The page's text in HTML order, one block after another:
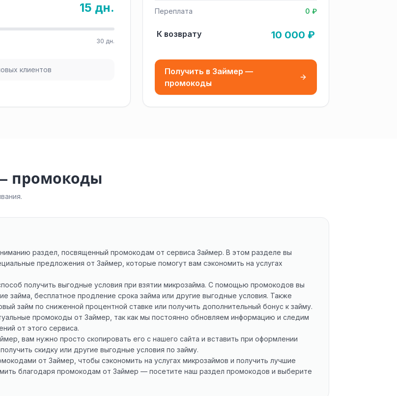
15 дн.
30 дн.
клиентов
Переплата 0 ₽
К возврату 10 000 ₽
Получить в Займер —
промокоды
промокоды
раздел, посвященный промокодам от сервиса Займер. В этом разделе вы
предложения от Займер, которые помогут вам сэкономить на услугах
получить выгодные условия при взятии микрозайма. С помощью промокодов вы
займа, бесплатное продление срока займа или другие выгодные условия. Также
займ по сниженной процентной ставке или получить дополнительный бонус к займу.
промокоды от Займер, так как мы постоянно обновляем информацию и следим
от этого сервиса.
вам нужно просто скопировать его с нашего сайта и вставить при оформлении
скидку или другие выгодные условия по займу.
от Займер, чтобы сэкономить на услугах микрозаймов и получить лучшие
благодаря промокодам от Займер — посетите наш раздел промокодов и выберите